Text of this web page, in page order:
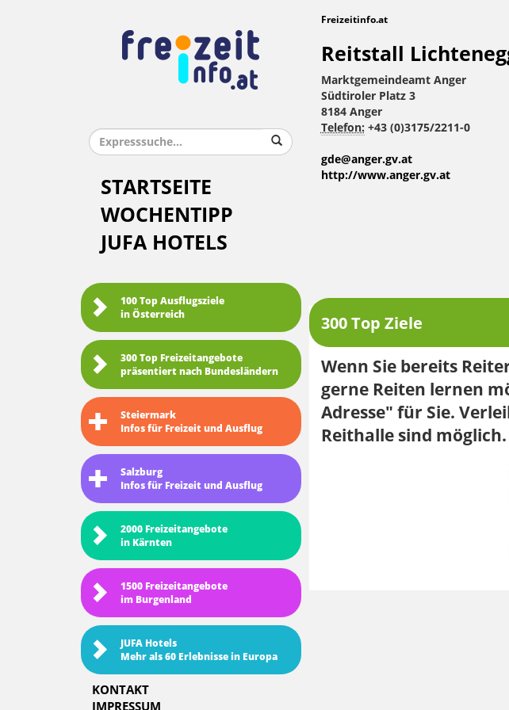
STARTSEITE
WOCHENTIPP
JUFA HOTELS
100 Top Ausflugsziele
in Österreich
300 Top Freizeitangebote
präsentiert nach Bundesländern
Steiermark
Infos für Freizeit und Ausflug
Salzburg
Infos für Freizeit und Ausflug
2000 Freizeitangebote
in Kärnten
1500 Freizeitangebote
im Burgenland
JUFA Hotels
Mehr als 60 Erlebnisse in Europa
KONTAKT
IMPRESSUM
Freizeitinfo.at
Reitstall
Marktgemeindeamt Anger
Südtiroler Platz 3
8184 Anger
Telefon: +43 (0)3175/2211-0
gde@anger.gv.at
http://www.anger.gv.at
300 Top Ziele
Wenn Sie bereits
gerne Reiten lernen
Adresse" für Sie.
Reithalle sind möglich.